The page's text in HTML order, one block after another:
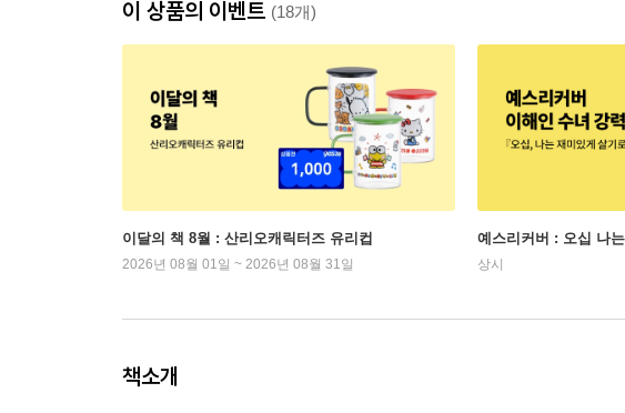
이 상품의 이벤트 (18개)
이달의 책 8월 : 산리오캐릭터즈 유리컵
2026년 08월 01일 ~ 2026년 08월 31일
예스리커버 : 오십 나
상시
책소개